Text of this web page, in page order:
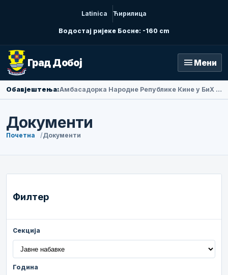
Latinica Ћирилица
Водостај ријеке Босне: -160 cm
Град Добој menu Мени
Обавјештења: Амбасадорка Народне Републике Кине у БиХ Ли Фан посјетила Добој
Документи
Почетна Документи
Филтер
Секција
Година